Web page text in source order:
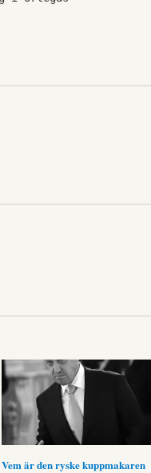
Vem är den ryske kuppmakaren